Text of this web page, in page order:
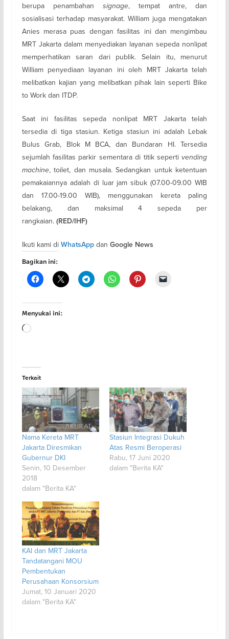
berupa penambahan signage, tempat antre, dan
sosialisasi terhadap masyarakat. William juga mengatakan
Anies merasa puas dengan fasilitas ini dan mengimbau
MRT Jakarta dalam menyediakan layanan sepeda nonlipat
memperhatikan saran dari publik. Selain itu, menurut
William penyediaan layanan ini oleh MRT Jakarta telah
melibatkan kajian yang melibatkan pihak lain seperti Bike
to Work dan ITDP.
Saat ini fasilitas sepeda nonlipat MRT Jakarta telah
tersedia di tiga stasiun. Ketiga stasiun ini adalah Lebak
Bulus Grab, Blok M BCA, dan Bundaran HI. Tersedia
sejumlah fasilitas parkir sementara di titik sepertivending
machine, toilet, dan musala. Sedangkan untuk ketentuan
pemakaiannya adalah di luar jam sibuk (07.00-09.00 WIB
dan 17.00-19.00 WIB), menggunakan kereta paling
belakang, dan maksimal 4 sepeda per
rangkaian. (RED/IHF)
Ikuti kami di WhatsAppdan Google News
Bagikan ini:
Menyukai ini:
Memuat...
Terkait
Nama Kereta MRT
Jakarta Diresmikan
Gubernur DKI
Senin, 10 Desember
2018
dalam "Berita KA"
Stasiun Integrasi Dukuh
Atas Resmi Beroperasi
Rabu, 17 Juni 2020
dalam "Berita KA"
KAI dan MRT Jakarta
Tandatangani MOU
Pembentukan
Perusahaan Konsorsium
Jumat, 10 Januari 2020
dalam "Berita KA"